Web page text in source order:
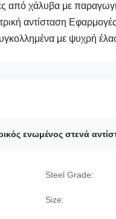
από χάλυβα με
αντίσταση
με ψυχρή
ενωμένος στενά
Steel Grade:
Size: